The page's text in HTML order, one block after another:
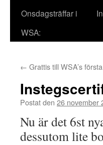
Onsdagsträffar i
WSA:
← Grattis till WSA’s
Postat den 26 november
Nu är det 6st
dessutom lite